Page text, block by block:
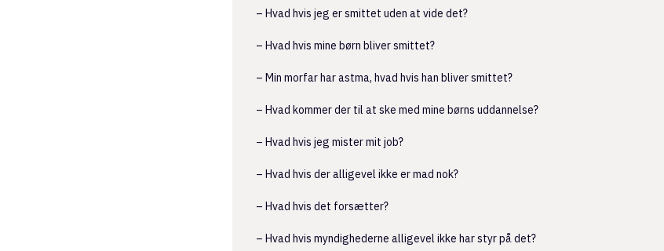
– Hvad hvis jeg er smittet uden at vide det?
– Hvad hvis mine børn bliver smittet?
– Min morfar har astma, hvad hvis han bliver smittet?
– Hvad kommer der til at ske med mine børns uddannelse?
– Hvad hvis jeg mister mit job?
– Hvad hvis der alligevel ikke er mad nok?
– Hvad hvis det forsætter?
– Hvad hvis myndighederne alligevel ikke har styr på det?